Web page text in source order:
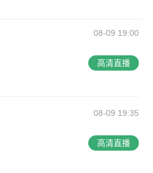
08-09 19:00
高清直播
08-09 19:35
高清直播